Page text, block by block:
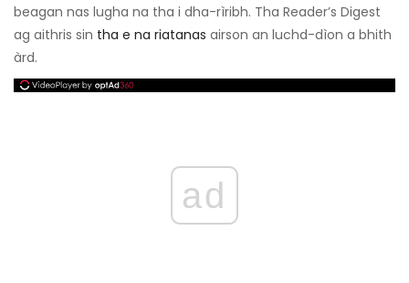
beagan nas lugha na tha i dha-rìribh. Tha Reader’s Digest
ag aithris sin tha e na riatanas airson an luchd-dìon a bhith
àrd.
ad